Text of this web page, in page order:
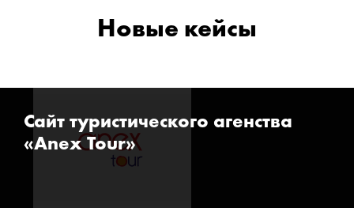
Новые кейсы
Сайт туристического агенства
«Anex Tour»